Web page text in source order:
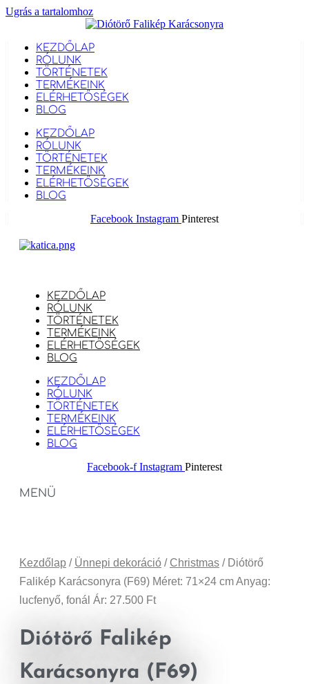
Ugrás a tartalomhoz
KEZDŐLAP
RÓLUNK
TÖRTÉNETEK
TERMÉKEINK
ELÉRHETŐSÉGEK
BLOG
KEZDŐLAP
RÓLUNK
TÖRTÉNETEK
TERMÉKEINK
ELÉRHETŐSÉGEK
BLOG
Facebook Instagram Pinterest
KEZDŐLAP
RÓLUNK
TÖRTÉNETEK
TERMÉKEINK
ELÉRHETŐSÉGEK
BLOG
KEZDŐLAP
RÓLUNK
TÖRTÉNETEK
TERMÉKEINK
ELÉRHETŐSÉGEK
BLOG
Facebook-f Instagram Pinterest
MENÜ
Kezdőlap / Ünnepi dekoráció / Christmas / Diótörő
Falikép Karácsonyra (F69) Méret: 71×24 cm Anyag:
lucfenyő, fonál Ár: 27.500 Ft
Diótörő Falikép
Karácsonyra (F69)